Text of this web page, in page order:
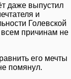
даже выпустил
и
Голевской
причинам не
его мечты
помянул.